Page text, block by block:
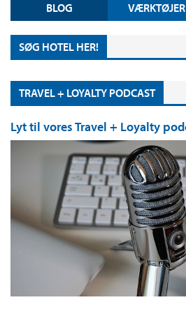
BLOG VÆRKTØJER
SØG HOTEL HER!
TRAVEL + LOYALTY PODCAST
Lyt til vores Travel + Loyalty